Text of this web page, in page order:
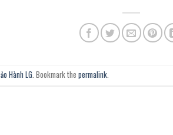
Hành LG. Bookmark the permalink.